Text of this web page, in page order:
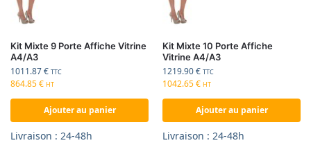
Kit Mixte 9 Porte Affiche Vitrine
A4/A3
1011.87€ TTC
864.85€ HT
Ajouter au panier
Livraison : 24-48h
Kit Mixte 10 Porte Affiche
Vitrine A4/A3
1219.90€ TTC
1042.65€ HT
Ajouter au panier
Livraison : 24-48h